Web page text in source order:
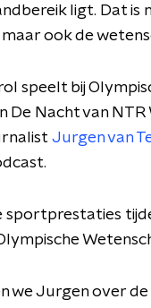
ligt. Dat
ook de
speelt bij
De Nacht van
Jurgen van
we Jurgen over